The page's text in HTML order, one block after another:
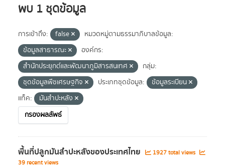
พบ 1 ชุดข้อมูล
การเข้าถึง: false
หมวดหมู่ตามธรรมาภิบาลข้อมูล:
ข้อมูลสาธารณะ
องค์กร:
สำนักประยุกต์และพัฒนาภูมิสารสนเทศ
กลุ่ม:
ชุดข้อมูลพืชเศรษฐกิจ
ประเภทชุดข้อมูล:
ข้อมูลระเบียน
แท็ค:
มันสำปะหลัง
กรองผลลัพธ์
พื้นที่ปลูกมันสำปะหลังของประเทศไทย
1927 total views
39 recent views